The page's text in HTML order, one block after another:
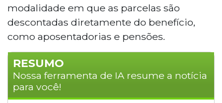
modalidade em que as parcelas são
descontadas diretamente do benefício,
como aposentadorias e pensões.
RESUMO
Nossa ferramenta de IA resume a notícia
para você!